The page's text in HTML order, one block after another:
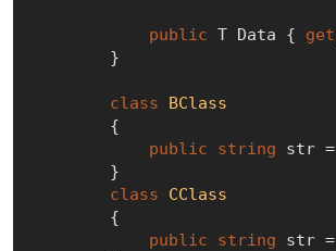
public T Data { get
class
BClass
public
string str =
class
CClass
public
string str =